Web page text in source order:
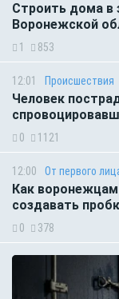
Строить дома в
Воронежской
1 853
12:01 Происшествия
Человек
0 1121
12:00 От первого
Как
создавать
0 378